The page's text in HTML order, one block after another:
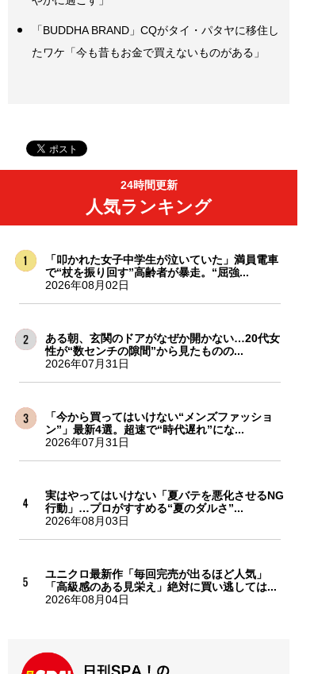
「BUDDHA BRAND」CQがタイ・パタヤに移住し
たワケ「今も昔もお金で買えないものがある」
24時間更新
人気ランキング
「叩かれた女子中学生が泣いていた」満員電車
で“杖を振り回す”高齢者が暴走。“屈強...
2026年08月02日
ある朝、玄関のドアがなぜか開かない…20代女
性が“数センチの隙間”から見たものの...
2026年07月31日
「今から買ってはいけない“メンズファッショ
ン”」最新4選。超速で“時代遅れ”にな...
2026年07月31日
実はやってはいけない「夏バテを悪化させるNG
行動」…プロがすすめる“夏のダルさ”...
2026年08月03日
ユニクロ最新作「毎回完売が出るほど人気」
「高級感のある見栄え」絶対に買い逃しては...
2026年08月04日